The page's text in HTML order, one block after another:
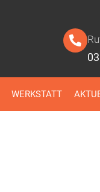
WERKSTATT